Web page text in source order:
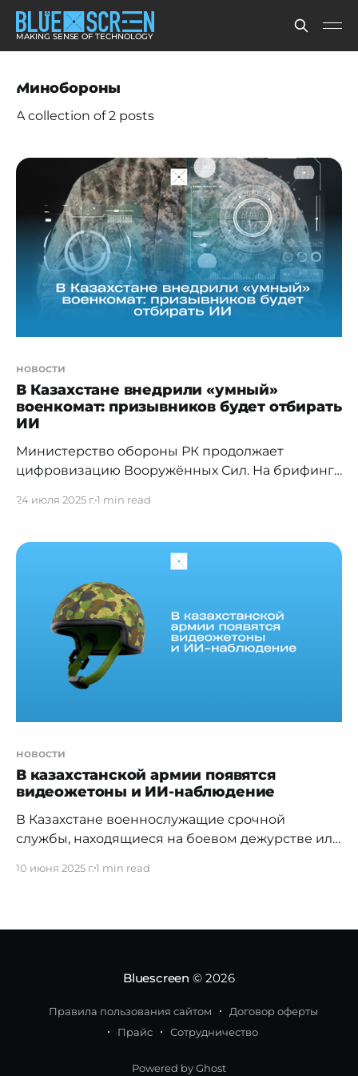
MAKING SENSE OF TECHNOLOGY
Минобороны
A collection of 2 posts
новости
В Казахстане внедрили «умный»
военкомат: призывников будет отбирать
ИИ
Министерство обороны РК продолжает
цифровизацию Вооружённых Сил. На брифинге
внедряемых в систему воинского учёта,
образования и призыва. Искусственный
интеллект в военкоматах Одним из ключевых
нововведений стал проект «Smart военкомат».
Он использует алгоритмы искусственного
интеллекта для отбора граждан
24 июля 2025 г.1 min read
новости
В казахстанской армии появятся
видеожетоны и ИИ-наблюдение
В Казахстане военнослужащие срочной
службы, находящиеся на боевом дежурстве или
Также в воинских частях внедрят системы
автоматически анализировать происходящее.
10 июня 2025 г.1 min read
Bluescreen © 2026
Правила пользования сайтом
Договор оферты
Прайс
Сотрудничество
Powered by Ghost